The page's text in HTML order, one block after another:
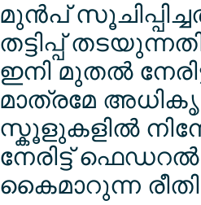
മുന്‍പ്
തട്ടിപ്പ്
ഇനി മുതല്‍
മാത്രമേ
സ്കൂളുകളില്‍
നേരിട്ട്
കൈമാറുന്ന